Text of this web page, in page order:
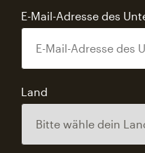
E-Mail-Adresse des
Land